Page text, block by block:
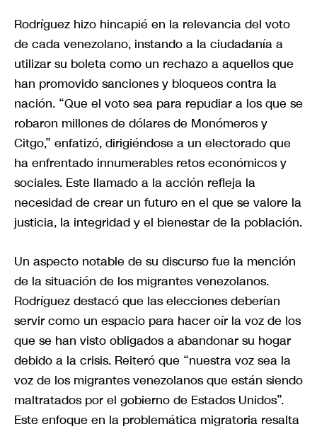
Rodríguez hizo hincapié en la relevancia del voto
de cada venezolano, instando a la ciudadanía a
utilizar su boleta como un rechazo a aquellos que
han promovido sanciones y bloqueos contra la
nación. “Que el voto sea para repudiar a los que se
robaron millones de dólares de Monómeros y
Citgo,” enfatizó, dirigiéndose a un electorado que
ha enfrentado innumerables retos económicos y
sociales. Este llamado a la acción refleja la
necesidad de crear un futuro en el que se valore la
justicia, la integridad y el bienestar de la población.
Un aspecto notable de su discurso fue la mención
de la situación de los migrantes venezolanos.
Rodríguez destacó que las elecciones deberían
servir como un espacio para hacer oír la voz de los
que se han visto obligados a abandonar su hogar
debido a la crisis. Reiteró que “nuestra voz sea la
voz de los migrantes venezolanos que están siendo
maltratados por el gobierno de Estados Unidos”.
Este enfoque en la problemática migratoria resalta